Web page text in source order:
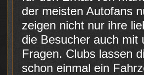
der meisten Autofans
zeigen nicht nur ihre
die Besucher auch mit
Fragen. Clubs lassen
schon einmal ein